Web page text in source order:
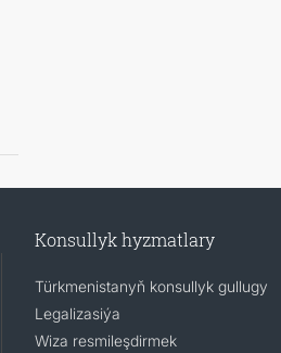
Konsullyk hyzmatlary
Türkmenistanyň konsullyk gullugy
Legalizasiýa
Wiza resmileşdirmek